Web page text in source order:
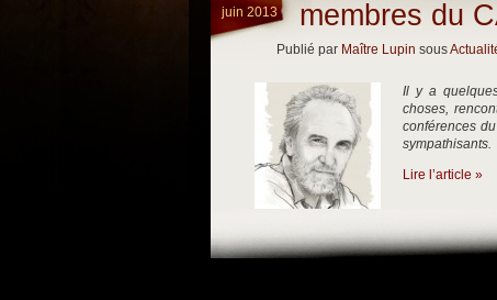
juin 2013
membres du
Publié par Maître Lupin sous
Il y a
choses,
conférences
sympathisants.
Lire l’article »